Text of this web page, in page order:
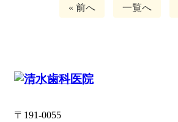
« 前へ 一覧へ
〒191-0055